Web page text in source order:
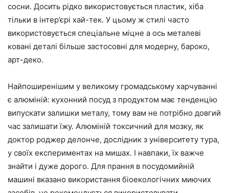
сосни. Досить рідко використовується пластик, хіба
тільки в інтер’єрі хай-тек. У цьому ж стилі часто
використовується спеціальне міцне а ось металеві
ковані деталі більше застосовні для модерну, бароко,
арт-деко.
Найпоширенішим у великому громадському харчуванні
є алюміній: кухонний посуд з продуктом має тенденцію
випускати залишки металу, тому вам не потрібно довгий
час залишати їжу. Алюміній токсичний для мозку, як
доктор роджер делонче, дослідник з університету тура,
у своїх експериментах на мишах. І навпаки, їх важче
знайти і дуже дорого. Для прання в посудомийній
машині вказано використання біоекологічних миючих